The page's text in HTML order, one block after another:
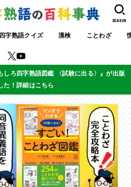
四字熟語クイズ 漢検 ことわざ
SEARCH
しろ四字熟語図鑑 〈試験に出る〉』が出版
た！詳細はこちら